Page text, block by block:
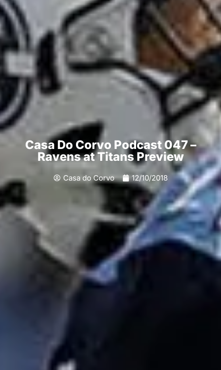
Casa Do Corvo Podcast 047 –
Ravens at Titans Preview
Casa do Corvo 12/10/2018